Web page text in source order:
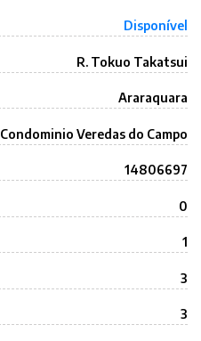
Disponível
R. Tokuo Takatsui
Araraquara
Condominio Veredas do Campo
14806697
0
1
3
3